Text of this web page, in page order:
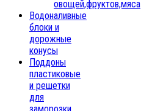
овощей,фруктов,мяса
Водоналивные
блоки и
дорожные
конусы
Поддоны
пластиковые
и решетки
для